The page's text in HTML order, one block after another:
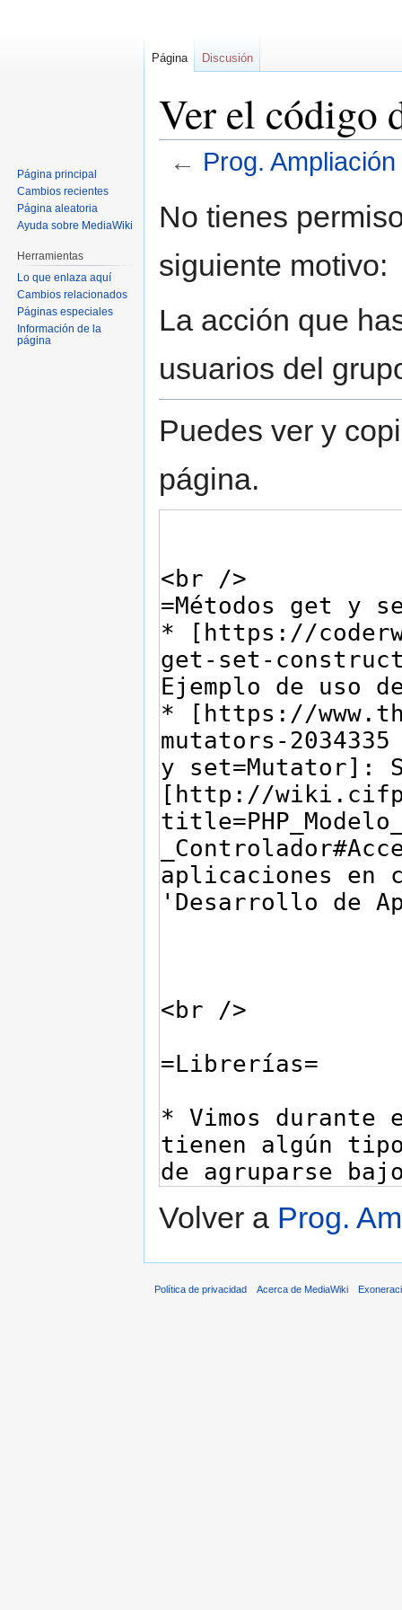
Ver el código
← Prog.
navegación
búsqueda
No tienes
siguiente motivo:
La acción que
usuarios del
Puedes ver y
página.
Volver a Prog.
Página Discusión
Página principal
Cambios recientes
Página aleatoria
Ayuda sobre MediaWiki
Herramientas
Lo que enlaza aquí
Cambios relacionados
Páginas especiales
Información de la
página
Política de privacidad Acerca de MediaWiki